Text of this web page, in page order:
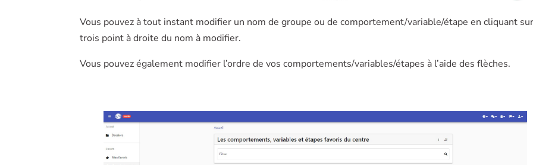
Vous pouvez à tout instant modifier un nom de groupe ou de comportement/variable/étape en cliquant
trois point à droite du nom à modifier.
Vous pouvez également modifier l’ordre de vos comportements/variables/étapes à l’aide des flèches.